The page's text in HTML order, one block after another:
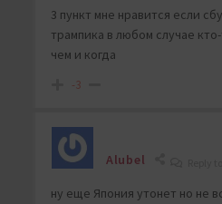
3 пункт мне нравится если
трампика в любом случае
чем и когда
-3
Alubel
ну еще Япония утонет но не